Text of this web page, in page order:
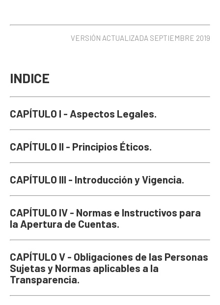
VERSIÓN ACTUALIZADA SEPTIEMBRE 2019
INDICE
CAPÍTULO I - Aspectos Legales.
CAPÍTULO II - Principios Éticos.
CAPÍTULO III - Introducción y Vigencia.
CAPÍTULO IV - Normas e Instructivos para
la Apertura de Cuentas.
CAPÍTULO V - Obligaciones de las Personas
Sujetas y Normas aplicables a la
Transparencia.